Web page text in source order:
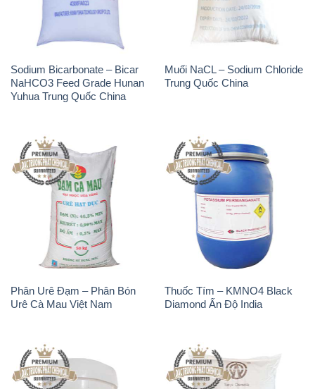
Sodium Bicarbonate – Bicar
NaHCO3 Feed Grade Hunan
Yuhua Trung Quốc China
Muối NaCL – Sodium Chloride
Trung Quốc China
Phân Urê Đạm – Phân Bón
Urê Cà Mau Việt Nam
Thuốc Tím – KMNO4 Black
Diamond Ấn Độ India